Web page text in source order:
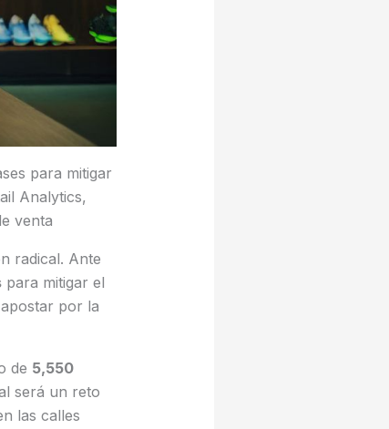
para mitigar
Analytics,
venta
radical. Ante
para mitigar el
por la
de 5,550
será un reto
las calles